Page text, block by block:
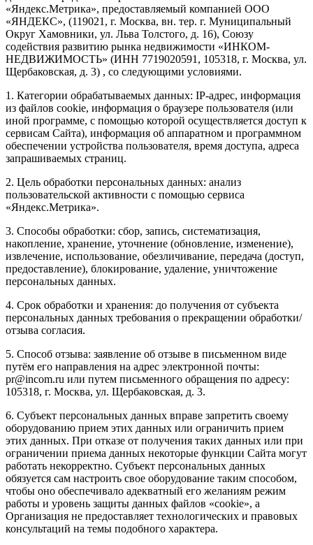
«Яндекс.Метрика», предоставляемый компанией ООО
«ЯНДЕКС», (119021, г. Москва, вн. тер. г. Муниципальный
Округ Хамовники, ул. Льва Толстого, д. 16), Союзу
содействия развитию рынка недвижимости «ИНКОМ-
НЕДВИЖИМОСТЬ» (ИНН 7719020591, 105318, г. Москва, ул.
Щербаковская, д. 3) , со следующими условиями.
1. Категории обрабатываемых данных: IP-адрес, информация
из файлов cookie, информация о браузере пользователя (или
иной программе, с помощью которой осуществляется доступ к
сервисам Сайта), информация об аппаратном и программном
обеспечении устройства пользователя, время доступа, адреса
запрашиваемых страниц.
2. Цель обработки персональных данных: анализ
пользовательской активности с помощью сервиса
«Яндекс.Метрика».
3. Способы обработки: сбор, запись, систематизация,
накопление, хранение, уточнение (обновление, изменение),
извлечение, использование, обезличивание, передача (доступ,
предоставление), блокирование, удаление, уничтожение
персональных данных.
4. Срок обработки и хранения: до получения от субъекта
персональных данных требования о прекращении обработки/
отзыва согласия.
5. Способ отзыва: заявление об отзыве в письменном виде
путём его направления на адрес электронной почты:
pr@incom.ru или путем письменного обращения по адресу:
105318, г. Москва, ул. Щербаковская, д. 3.
6. Субъект персональных данных вправе запретить своему
оборудованию прием этих данных или ограничить прием
этих данных. При отказе от получения таких данных или при
ограничении приема данных некоторые функции Сайта могут
работать некорректно. Субъект персональных данных
обязуется сам настроить свое оборудование таким способом,
чтобы оно обеспечивало адекватный его желаниям режим
работы и уровень защиты данных файлов «cookie», а
Организация не предоставляет технологических и правовых
консультаций на темы подобного характера.